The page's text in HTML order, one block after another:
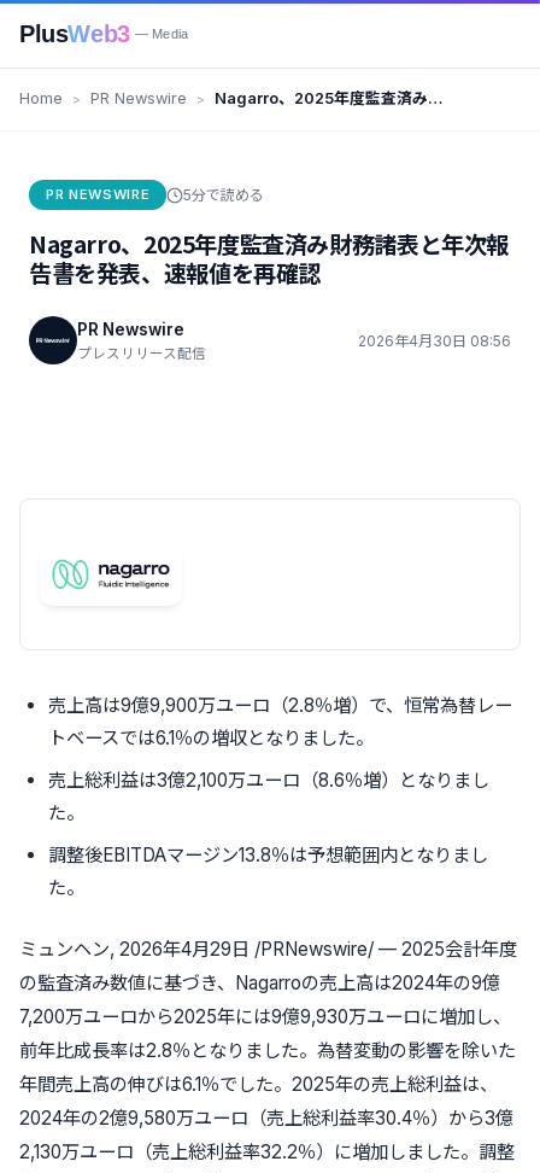
PlusWeb3 — Media
Home PR Newswire
Nagarro、2025年度監査済み財
PR NEWSWIRE 5分で読める
Nagarro、2025年度監査済み財務諸表と年次報
告書を発表、速報値を再確認
PR Newswire
プレスリリース配信
2026年4月30日 08:56
売上高は9億9,900万ユーロ（2.8％増）で、恒常為替レー
トベースでは6.1％の増収となりました。
売上総利益は3億2,100万ユーロ（8.6％増）となりまし
た。
調整後EBITDAマージン13.8％は予想範囲内となりまし
た。
ミュンヘン, 2026年4月29日 /PRNewswire/ — 2025会計年度
の監査済み数値に基づき、Nagarroの売上高は2024年の9億
7,200万ユーロから2025年には9億9,930万ユーロに増加し、
前年比成長率は2.8％となりました。為替変動の影響を除いた
年間売上高の伸びは6.1％でした。2025年の売上総利益は、
2024年の2億9,580万ユーロ（売上総利益率30.4％）から3億
2,130万ユーロ（売上総利益率32.2％）に増加しました。調整